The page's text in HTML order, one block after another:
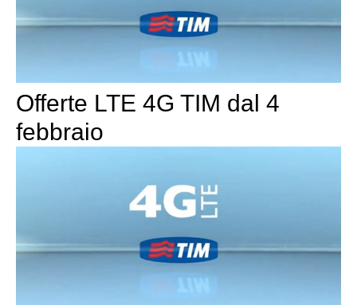
Offerte LTE 4G TIM dal 4
febbraio